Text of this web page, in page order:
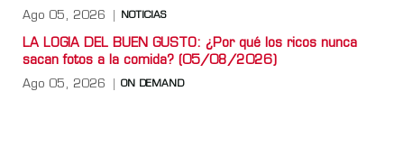
Ago 05, 2026 NOTICIAS
LA LOGIA DEL BUEN GUSTO: ¿Por qué los ricos nunca
sacan fotos a la comida? (05/08/2026)
Ago 05, 2026 ON DEMAND